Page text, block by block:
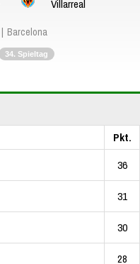
Villarreal
Barcelona
34. Spieltag
Pkt.
36
31
30
28